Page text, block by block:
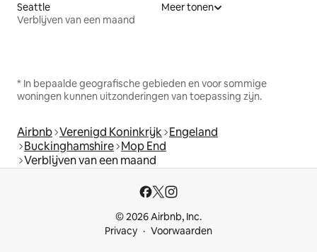
Seattle
Verblijven van een maand
Meer tonen
* In bepaalde geografische gebieden en voor sommige
woningen kunnen uitzonderingen van toepassing zijn.
Airbnb Verenigd Koninkrijk Engeland
Buckinghamshire Mop End
Verblijven van een maand
© 2026 Airbnb, Inc.
Privacy
Voorwaarden